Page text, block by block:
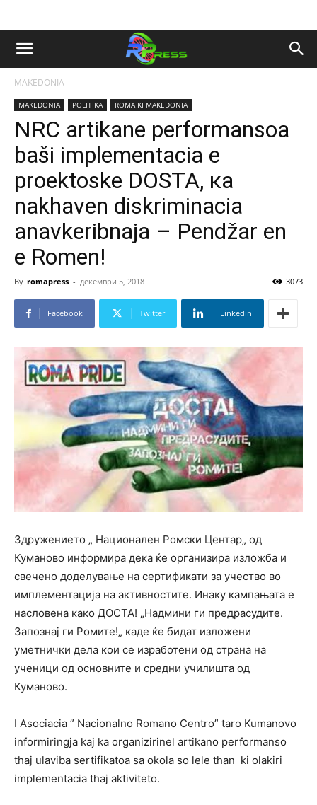
MAKEDONIA
MAKEDONIA POLITIKA ROMA KI MAKEDONIA
NRC artikane performansoa
baši implementacia e
proektoske DOSTA, ка
nakhaven diskriminacia
anavkeribnaja – Pendžar en
e Romen!
By romapress - декември 5, 2018 3073
Facebook Twitter Linkedin
Здружението „ Национален Ромски Центар„ од
Куманово информира дека ќе организира изложба и
свечено доделување на сертификати за учество во
имплементација на активностите. Инаку кампањата е
насловена како ДОСТА! „Надмини ги предрасудите.
Запознај ги Ромите!„ каде ќе бидат изложени
уметнички дела кои се изработени од страна на
ученици од основните и средни училишта од
Куманово.
I Asociacia ” Nacionalno Romano Centro” taro Kumanovo
informiringja kaj ka organizirinel artikano performanso
thaj ulaviba sertifikatoa sa okola so lele than ki olakiri
implementacia thaj aktiviteto.